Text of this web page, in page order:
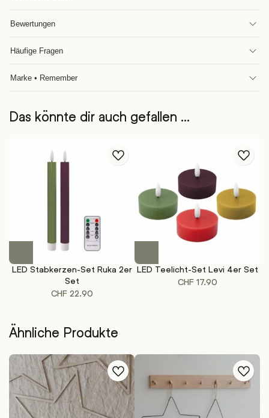
Bewertungen
Häufige Fragen
Marke • Remember
Das könnte dir auch gefallen …
LED Stabkerzen-Set Ruka 2er
Set
CHF22.90
LED Teelicht-Set Levi 4er Set
CHF17.90
Ähnliche Produkte